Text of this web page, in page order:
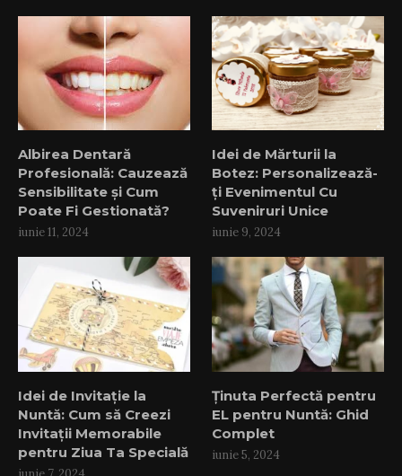
Albirea Dentară
Profesională: Cauzează
Sensibilitate și Cum
Poate Fi Gestionată?
iunie 11, 2024
Idei de Mărturii la
Botez: Personalizează-
ți Evenimentul Cu
Suveniruri Unice
iunie 9, 2024
Idei de Invitație la
Nuntă: Cum să Creezi
Invitații Memorabile
pentru Ziua Ta Specială
Ținuta Perfectă pentru
EL pentru Nuntă: Ghid
Complet
iunie 5, 2024